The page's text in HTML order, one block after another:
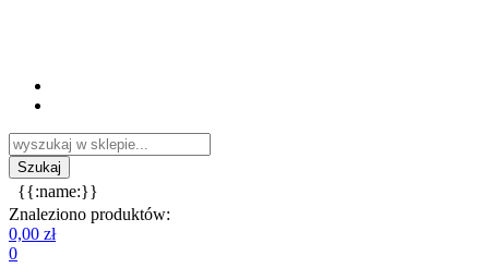
{{:name:}}
Znaleziono produktów:
0,00 zł
0